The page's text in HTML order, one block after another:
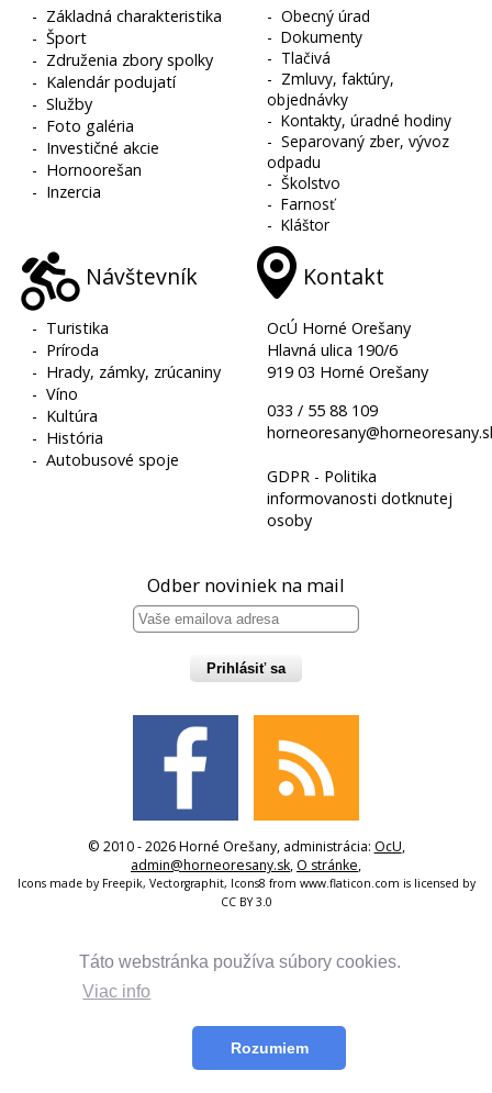
Táto webstránka používa súbory cookies.
Viac info
Rozumiem
- Základná charakteristika
-Šport
- Združenia zbory spolky
- Kalendár podujatí
-Služby
- Foto galéria
- Investičné akcie
- Hornoorešan
- Inzercia
-Obecný úrad
-Dokumenty
- Tlačivá
- Zmluvy, faktúry,
objednávky
-Kontakty, úradné hodiny
-Separovaný zber, vývoz
odpadu
-Školstvo
-Farnosť
-Kláštor
Návštevník
- Turistika
- Príroda
- Hrady, zámky, zrúcaniny
-Víno
- Kultúra
- História
-Autobusové spoje
Kontakt
OcÚ Horné Orešany
Hlavná ulica 190/6
919 03 Horné Orešany
033 / 55 88 109
GDPR - Politika
informovanosti dotknutej
osoby
Odber noviniek na mail
Prihlásiť sa
© 2010 - 2026 Horné Orešany, administrácia: OcU,
admin@horneoresany.sk, O stránke,
Icons made by Freepik, Vectorgraphit, Icons8 from www.flaticon.com is licensed by
CC BY 3.0